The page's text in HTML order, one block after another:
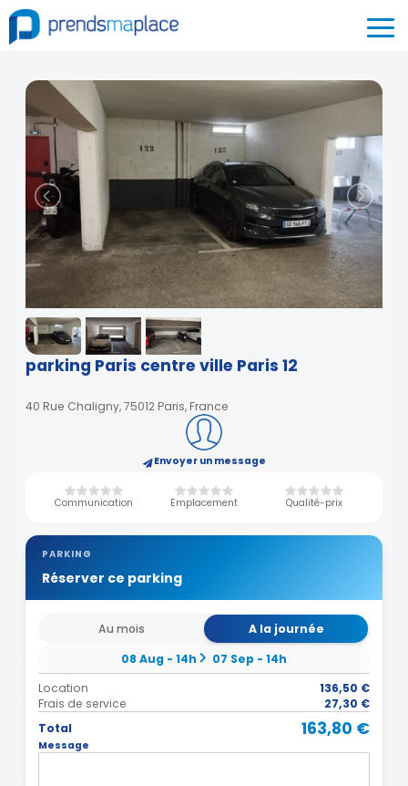
parking Paris centre ville Paris 12
40 Rue Chaligny, 75012 Paris, France
Envoyer un message
Communication Emplacement Qualité-prix
PARKING
Réserver ce parking
Au mois
A la journée
08 Aug - 14h
07 Sep - 14h
Location
136,50 €
Frais de service
27,30 €
Total
163,80 €
Message